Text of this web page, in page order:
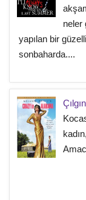
neler
yapılan bir
sonbaharda....